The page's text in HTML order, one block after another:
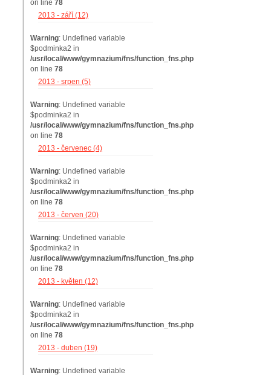
on line 78
2013 - září (12)
Warning: Undefined variable
$podminka2 in
/usr/local/www/gymnazium/fns/function_fns.php
on line 78
2013 - srpen (5)
Warning: Undefined variable
$podminka2 in
/usr/local/www/gymnazium/fns/function_fns.php
on line 78
2013 - červenec (4)
Warning: Undefined variable
$podminka2 in
/usr/local/www/gymnazium/fns/function_fns.php
on line 78
2013 - červen (20)
Warning: Undefined variable
$podminka2 in
/usr/local/www/gymnazium/fns/function_fns.php
on line 78
2013 - květen (12)
Warning: Undefined variable
$podminka2 in
/usr/local/www/gymnazium/fns/function_fns.php
on line 78
2013 - duben (19)
Warning: Undefined variable